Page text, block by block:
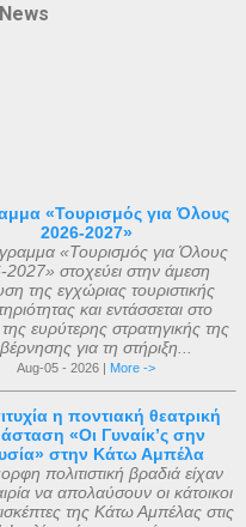
«Τουρισμός για Όλους
2026-2027»
«Τουρισμός για Όλους
στοχεύει στην άμεση
της εγχώριας τουριστικής
και εντάσσεται στο
της ευρύτερης στρατηγικής της
για τη στήριξη...
Aug-05 - 2026 | More ->
η ποντιακή θεατρική
«Οι Γυναίκ’ς σην
στην Κάτω Αμπέλα
πολιτιστική βραδιά είχαν
να απολαύσουν οι κάτοικοι
της Κάτω Αμπέλας στις